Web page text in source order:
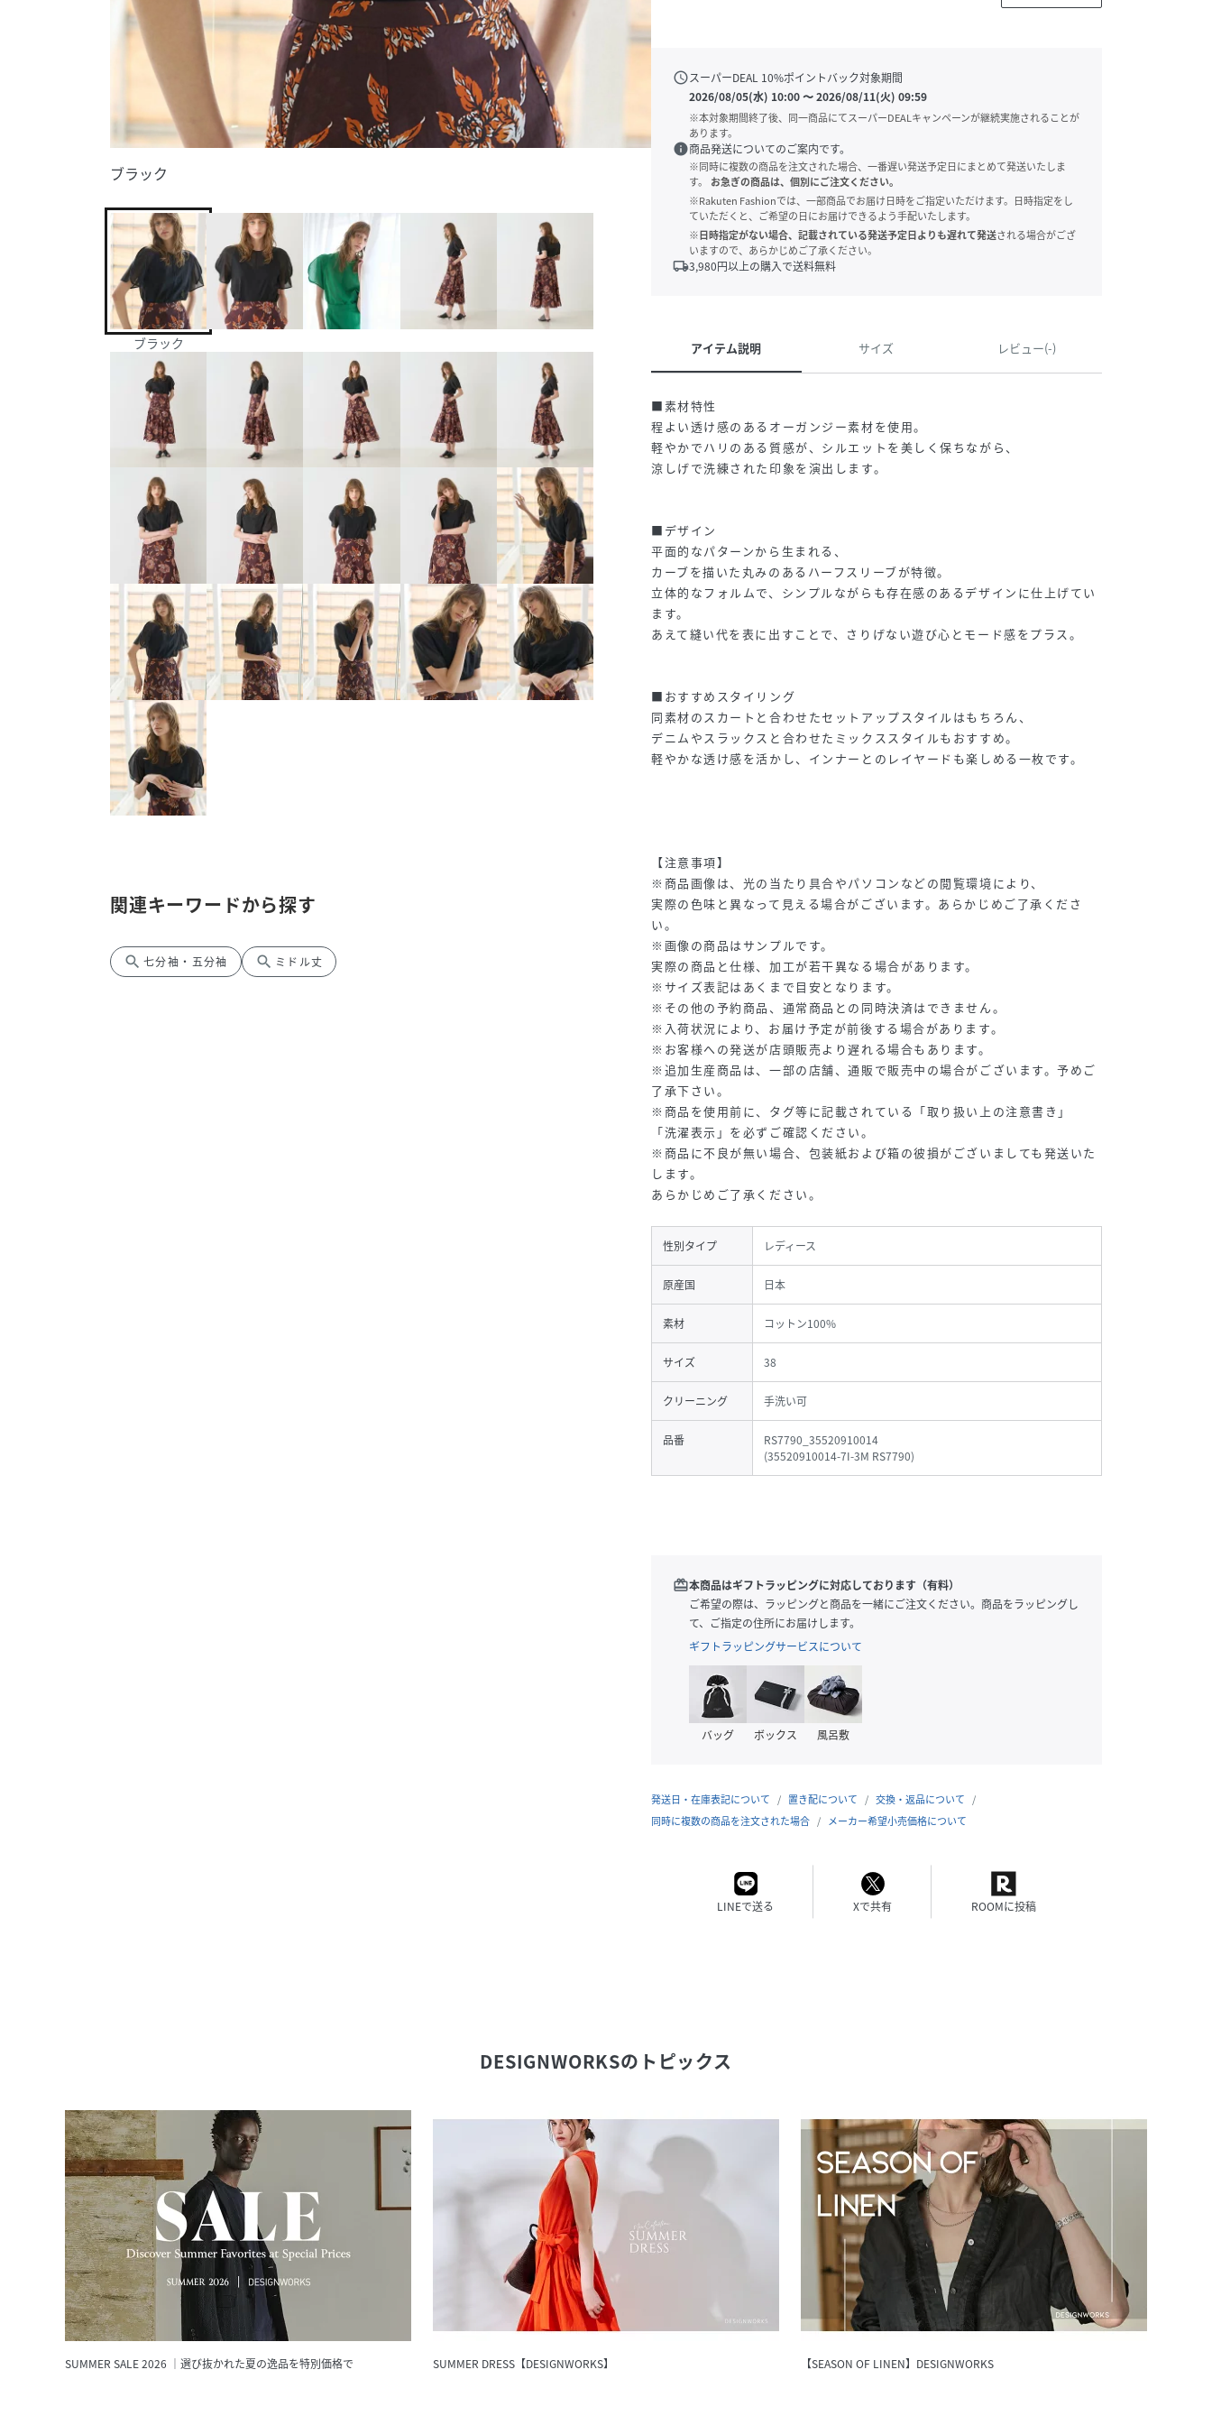
ブラック
ブラック
関連キーワードから探す
search 七分袖・五分袖 search ミドル丈
scheduleスーパーDEAL 10%ポイントバック対象期間
2026/08/05(水) 10:00〜2026/08/11(火) 09:59
※本対象期間終了後、同一商品にてスーパーDEALキャンペーンが継続実施されることが
あります。
info商品発送についてのご案内です。
※同時に複数の商品を注文された場合、一番遅い発送予定日にまとめて発送いたしま
す。
お急ぎの商品は、個別にご注文ください。
※Rakuten Fashionでは、一部商品でお届け日時をご指定いただけます。日時指定をし
ていただくと、ご希望の日にお届けできるよう手配いたします。
※日時指定がない場合、記載されている発送予定日よりも遅れて発送される場合がござ
いますので、あらかじめご了承ください。
local_shipping3,980円以上の購入で送料無料
アイテム説明 サイズ レビュー(-)
■素材特性
程よい透け感のあるオーガンジー素材を使用。
軽やかでハリのある質感が、シルエットを美しく保ちながら、
涼しげで洗練された印象を演出します。
■デザイン
平面的なパターンから生まれる、
カーブを描いた丸みのあるハーフスリーブが特徴。
立体的なフォルムで、シンプルながらも存在感のあるデザインに仕上げてい
ます。
あえて縫い代を表に出すことで、さりげない遊び心とモード感をプラス。
■おすすめスタイリング
同素材のスカートと合わせたセットアップスタイルはもちろん、
デニムやスラックスと合わせたミックススタイルもおすすめ。
軽やかな透け感を活かし、インナーとのレイヤードも楽しめる一枚です。
【注意事項】
※商品画像は、光の当たり具合やパソコンなどの閲覧環境により、
実際の色味と異なって見える場合がございます。あらかじめご了承くださ
い。
※画像の商品はサンプルです。
実際の商品と仕様、加工が若干異なる場合があります。
※サイズ表記はあくまで目安となります。
※その他の予約商品、通常商品との同時決済はできません。
※入荷状況により、お届け予定が前後する場合があります。
※お客様への発送が店頭販売より遅れる場合もあります。
※追加生産商品は、一部の店舗、通販で販売中の場合がございます。予めご
了承下さい。
※商品を使用前に、タグ等に記載されている「取り扱い上の注意書き」
「洗濯表示」を必ずご確認ください。
※商品に不良が無い場合、包装紙および箱の彼損がございましても発送いた
します。
あらかじめご了承ください。
性別タイプ レディース
原産国 日本
素材 コットン100%
サイズ 38
クリーニング 手洗い可
品番
RS7790_35520910014
(35520910014-7I-3M RS7790)
redeem本商品はギフトラッピングに対応しております（有料）
ご希望の際は、ラッピングと商品を一緒にご注文ください。商品をラッピングし
て、ご指定の住所にお届けします。
ギフトラッピングサービスについて
バッグ ボックス 風呂敷
発送日・在庫表記について 置き配について
交換・返品について
同時に複数の商品を注文された場合
メーカー希望小売価格について
LINEで送る Xで共有 ROOMに投稿
DESIGNWORKSのトピックス
SUMMER SALE 2026 ｜選び抜かれた夏の逸品を特別価格で SUMMER DRESS【DESIGNWORKS】 【SEASON OF LINEN】DESIGNWORKS